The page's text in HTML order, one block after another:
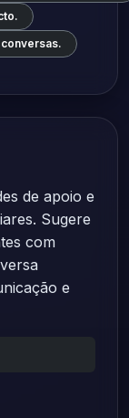
de apoio e
Sugere
com
e